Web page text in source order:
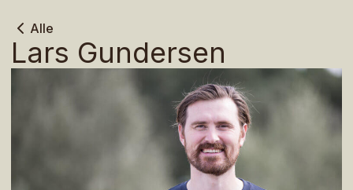
Alle
Lars Gundersen